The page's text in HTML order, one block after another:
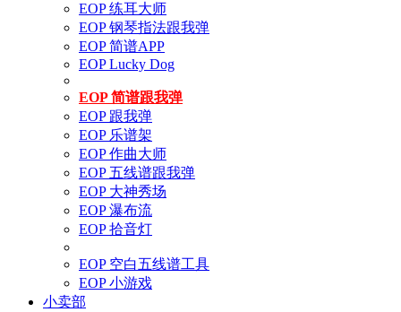
EOP 练耳大师
EOP 钢琴指法跟我弹
EOP 简谱APP
EOP Lucky Dog
EOP 简谱跟我弹
EOP 跟我弹
EOP 乐谱架
EOP 作曲大师
EOP 五线谱跟我弹
EOP 大神秀场
EOP 瀑布流
EOP 拾音灯
EOP 空白五线谱工具
EOP 小游戏
小卖部